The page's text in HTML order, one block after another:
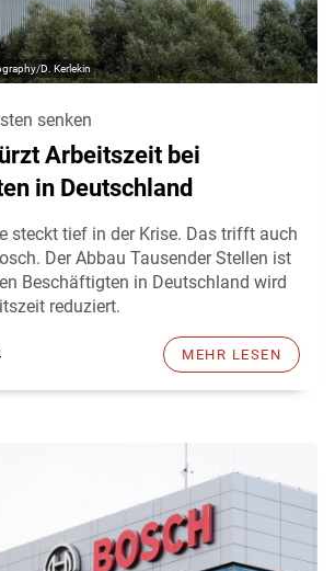
D. Kerlekin
senken
Arbeitszeit bei
in Deutschland
steckt tief in der Krise. Das trifft auch
Der Abbau Tausender Stellen ist
Beschäftigten in Deutschland wird
reduziert.
MEHR LESEN